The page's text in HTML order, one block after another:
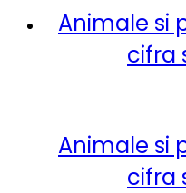
Animale si
cifra
Animale si
cifra